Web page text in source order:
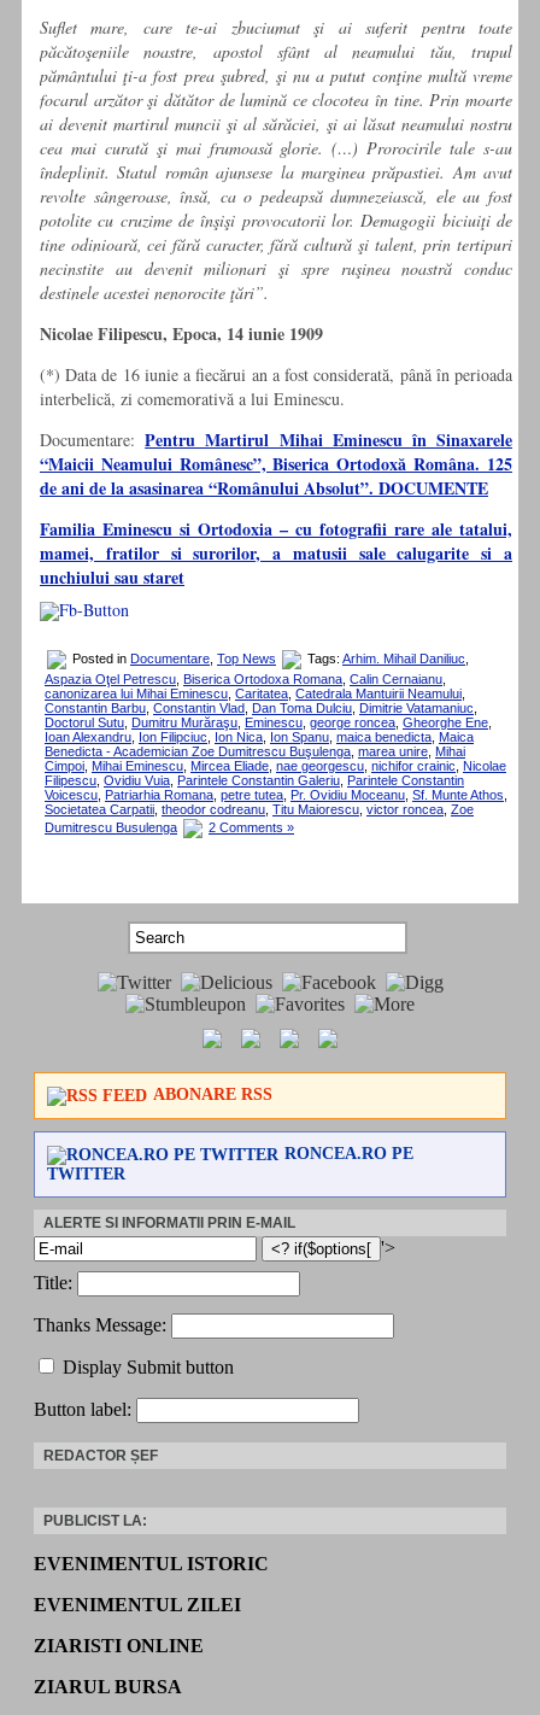
Suflet mare, care te-ai zbuciumat şi ai suferit pentru toate
păcătoşeniile noastre, apostol sfânt al neamului tău, trupul
pământului ţi-a fost prea şubred, şi nu a putut conţine multă vreme
focarul arzător şi dătător de lumină ce clocotea în ti­ne. Prin moarte
ai devenit martirul muncii şi al sărăciei, şi ai lăsat neamului nostru
cea mai curată şi mai frumoasă glorie. (…) Prorocirile tale s-au
îndeplinit. Statul român ajunsese la marginea prăpastiei. Am avut
revolte sângeroase, însă, ca o pe­deapsă dumnezeiască, ele au fost
potolite cu cruzime de în­şişi provocatorii lor. Demagogii biciuiţi de
tine odinioară, cei fără caracter, fără cultură şi talent, prin tertipuri
necinstite au devenit milionari şi spre ruşinea noastră conduc
destinele acestei nenorocite ţări”.
Nicolae Filipescu, Epoca, 14 iunie 1909
(*) Data de 16 iunie a fiecărui an a fost considerată, până în perioada
inter­belică, zi comemorativă a lui Eminescu.
Documentare:Pentru Martirul Mihai Eminescu în Sinaxarele
“Maicii Neamului Românesc”, Biserica Ortodoxă Româna. 125
de ani de la asasinarea “Românului Absolut”. DOCUMENTE
Familia Eminescu si Ortodoxia – cu fotografii rare ale tatalui,
mamei, fratilor si surorilor, a matusii sale calugarite si a
unchiului sau staret
Posted in Documentare Top News Tags: Arhim. Mihail Daniliuc
Aspazia Oţel Petrescu
Biserica Ortodoxa Romana Calin Cernaianu
canonizarea lui Mihai Eminescu Caritatea Catedrala Mantuirii Neamului
Constantin Barbu Constantin Vlad Dan Toma Dulciu Dimitrie Vatamaniuc
Doctorul Sutu
Dumitru Murăraşu Eminescu george roncea Gheorghe Ene
Ioan Alexandru
Ion Filipciuc Ion Nica Ion Spanu maica benedicta Maica
Benedicta - Academician Zoe Dumitrescu Buşulenga marea unire Mihai
Cimpoi Mihai Eminescu Mircea Eliade nae georgescu nichifor crainic
Nicolae
Filipescu Ovidiu Vuia Parintele Constantin Galeriu
Parintele Constantin
Voicescu
Patriarhia Romana petre tutea Pr. Ovidiu Moceanu Sf. Munte Athos
Societatea Carpatii theodor codreanu Titu Maiorescu victor roncea Zoe
Dumitrescu Busulenga
2 Comments »
ABONARE RSS
RONCEA.RO PE
TWITTER
ALERTE SI INFORMATII PRIN E-MAIL
'>
Title:
Thanks Message:
Display Submit button
Button label:
REDACTOR ȘEF
PUBLICIST LA:
EVENIMENTUL ISTORIC
EVENIMENTUL ZILEI
ZIARISTI ONLINE
ZIARUL BURSA